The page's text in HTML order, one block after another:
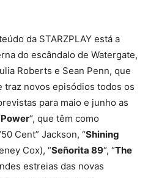
da STARZPLAY está a
do escândalo de Watergate,
Roberts e Sean Penn, que
traz novos episódios todos os
para maio e junho as
Power“, que têm como
Cent” Jackson, “Shining
Cox), “Señorita 89“, “The
estreias das novas